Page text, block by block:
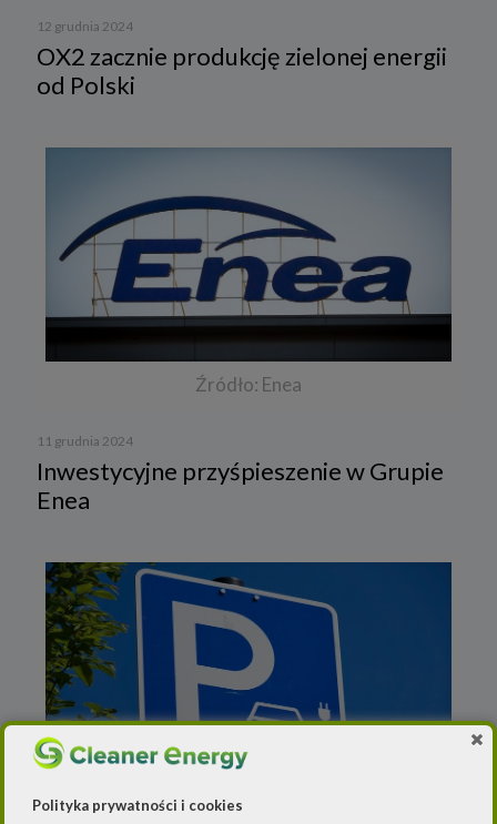
12 grudnia 2024
OX2 zacznie produkcję zielonej energii
od Polski
Źródło: Enea
11 grudnia 2024
Inwestycyjne przyśpieszenie w Grupie
Enea
10 grudnia 2024
Polityka prywatności i cookies